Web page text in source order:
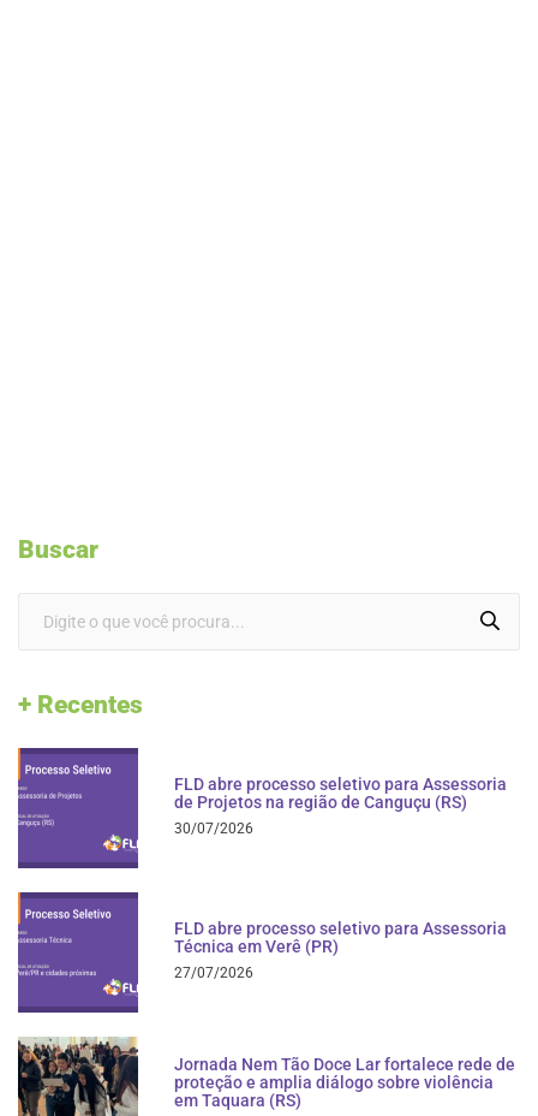
Buscar
+ Recentes
FLD abre processo seletivo para Assessoria
de Projetos na região de Canguçu (RS)
30/07/2026
FLD abre processo seletivo para Assessoria
Técnica em Verê (PR)
27/07/2026
Jornada Nem Tão Doce Lar fortalece rede de
proteção e amplia diálogo sobre violência
em Taquara (RS)